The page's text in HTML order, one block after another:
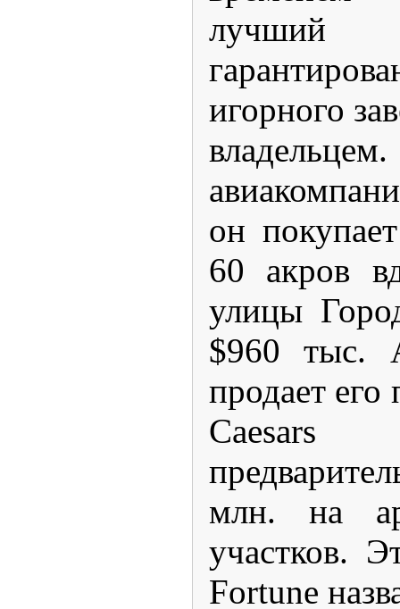
игорного
он
60 акров
улицы
$960 тыс.
продает его
млн. на
участков.
Fortune